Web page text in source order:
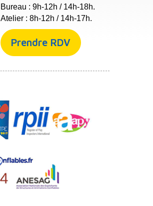
Bureau : 9h-12h / 14h-18h.
Atelier : 8h-12h / 14h-17h.
Prendre RDV